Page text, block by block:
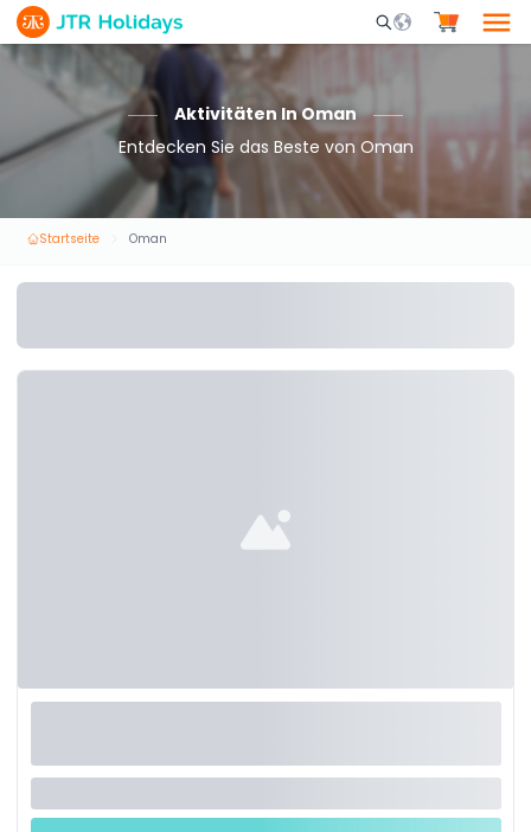
Mobile Search
Aktivitäten In Oman
Entdecken Sie das Beste von Oman
Startseite Oman